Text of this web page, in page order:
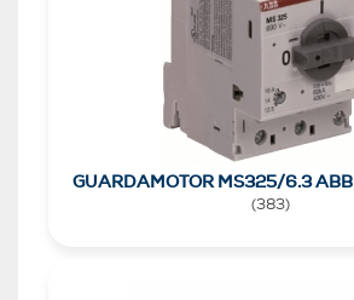
GUARDAMOTOR MS325/6.3 ABB
(383)